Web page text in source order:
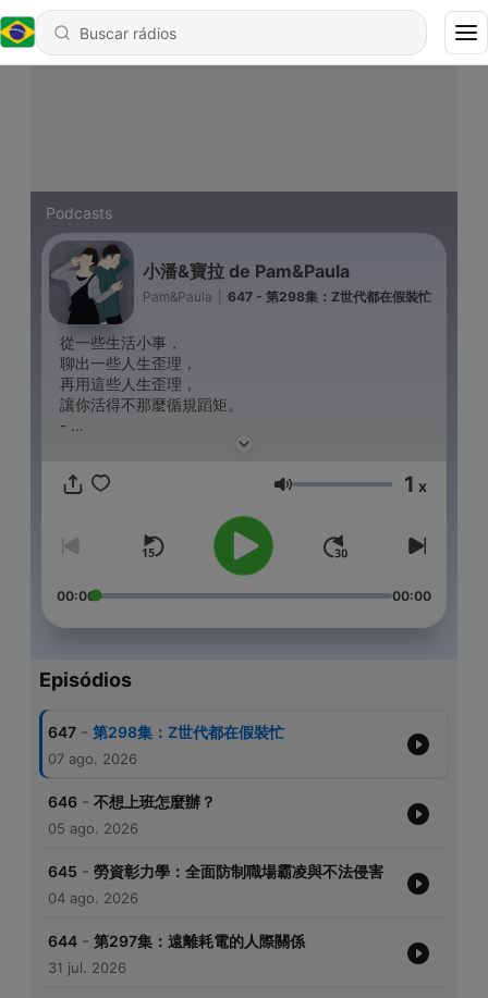
Podcasts
小潘&寶拉 de Pam&Paula
Pam&Paula 647 - 第298集：Z世代都在假裝忙
從一些生活小事，
聊出一些人生歪理，
再用這些人生歪理，
讓你活得不那麼循規蹈矩。
-
商業合作信箱：janejanepp168@gmail.com
寶拉IG：wan715
歡迎自由捐獻：https://open.firstory.me/join/168168
Volume 1 x
00:00 00:00
Episódios
647 - 第298集：Z世代都在假裝忙
07 ago. 2026
646 - 不想上班怎麼辦？
05 ago. 2026
645 - 勞資彰力學：全面防制職場霸凌與不法侵害
04 ago. 2026
644 - 第297集：遠離耗電的人際關係
31 jul. 2026